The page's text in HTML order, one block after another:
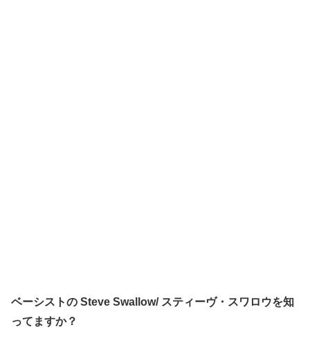
ベーシストの Steve Swallow/ スティーヴ・スワロウを知
ってますか？